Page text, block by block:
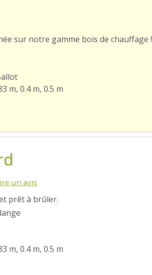
sur notre gamme bois de chauffage !
m, 0.4 m, 0.5 m
un avis
prêt à brûler.
m, 0.4 m, 0.5 m